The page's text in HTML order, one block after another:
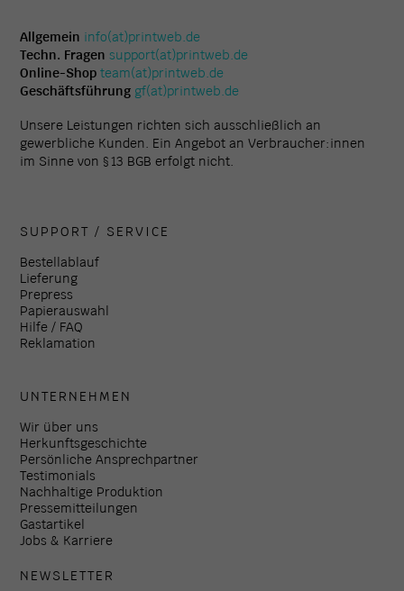
Allgemein info(at)printweb.de
Techn. Fragen support(at)printweb.de
Online-Shop team(at)printweb.de
Geschäftsführung gf(at)printweb.de
Unsere Leistungen richten sich ausschließlich an
gewerbliche Kunden. Ein Angebot an Verbraucher:innen
im Sinne von § 13 BGB erfolgt nicht.
SUPPORT / SERVICE
Bestellablauf
Lieferung
Prepress
Papierauswahl
Hilfe / FAQ
Reklamation
UNTERNEHMEN
Wir über uns
Herkunftsgeschichte
Persönliche Ansprechpartner
Testimonials
Nachhaltige Produktion
Pressemitteilungen
Gastartikel
Jobs & Karriere
NEWSLETTER